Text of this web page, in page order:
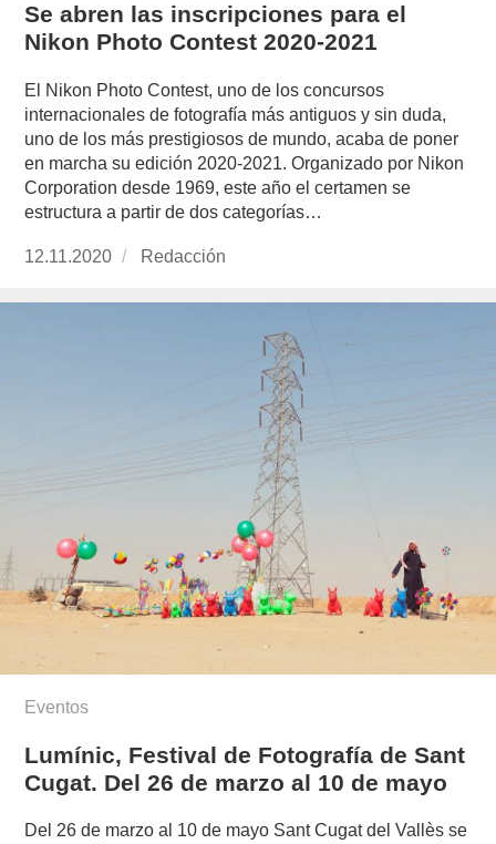
Se abren las inscripciones para el
Nikon Photo Contest 2020-2021
El Nikon Photo Contest, uno de los concursos
internacionales de fotografía más antiguos y sin duda,
uno de los más prestigiosos de mundo, acaba de poner
en marcha su edición 2020-2021. Organizado por Nikon
Corporation desde 1969, este año el certamen se
estructura a partir de dos categorías…
Publicado
12.11.2020 https://www.experimenta.es/author/redaccion/
Redacción
Eventos
Lumínic, Festival de Fotografía de Sant
Cugat. Del 26 de marzo al 10 de mayo
Del 26 de marzo al 10 de mayo Sant Cugat del Vallès se